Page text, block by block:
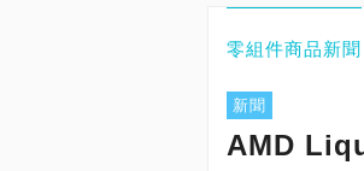
零組件商品新聞
新聞
AMD